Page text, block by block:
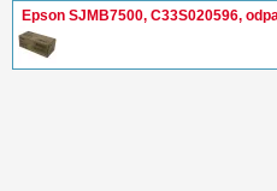
Epson SJMB7500, C33S020596,